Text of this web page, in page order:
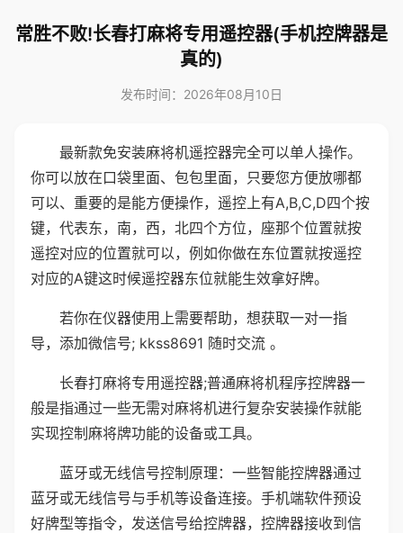
常胜不败!长春打麻将专用遥控器(手机控牌器是
真的)
发布时间：2026年08月10日
最新款免安装麻将机遥控器完全可以单人操作。
你可以放在口袋里面、包包里面，只要您方便放哪都
可以、重要的是能方便操作，遥控上有A,B,C,D四个按
键，代表东，南，西，北四个方位，座那个位置就按
遥控对应的位置就可以，例如你做在东位置就按遥控
对应的A键这时候遥控器东位就能生效拿好牌。
若你在仪器使用上需要帮助，想获取一对一指
导，添加微信号; kkss8691 随时交流 。
长春打麻将专用遥控器;普通麻将机程序控牌器一
般是指通过一些无需对麻将机进行复杂安装操作就能
实现控制麻将牌功能的设备或工具。
蓝牙或无线信号控制原理：一些智能控牌器通过
蓝牙或无线信号与手机等设备连接。手机端软件预设
好牌型等指令，发送信号给控牌器，控牌器接收到信